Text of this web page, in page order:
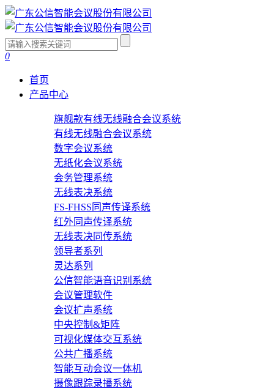
0
首页
产品中心
旗舰款有线无线融合会议系统
有线无线融合会议系统
数字会议系统
无纸化会议系统
会务管理系统
无线表决系统
FS-FHSS同声传译系统
红外同声传译系统
无线表决同传系统
领导者系列
灵达系列
公信智能语音识别系统
会议管理软件
会议扩声系统
中央控制&矩阵
可视化媒体交互系统
公共广播系统
智能互动会议一体机
摄像跟踪录播系统